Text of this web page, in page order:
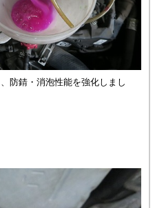
防錆・消泡性能を強化しまし